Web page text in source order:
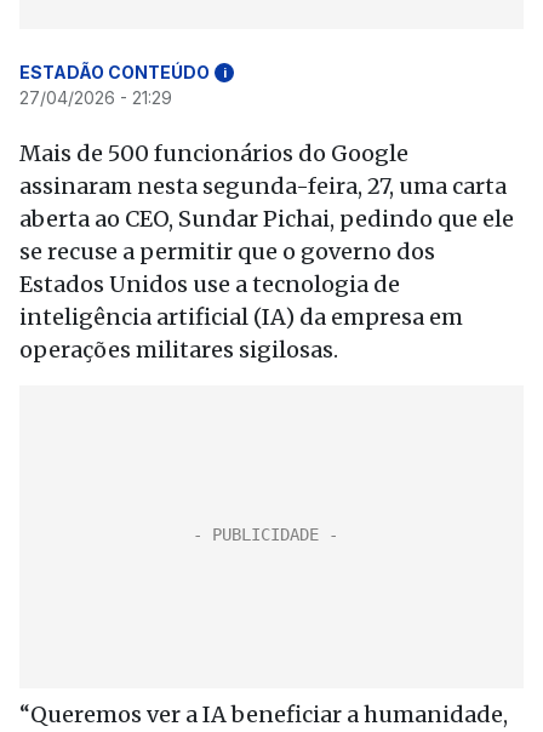
ESTADÃO CONTEÚDO i
27/04/2026 - 21:29
Mais de 500 funcionários do Google
assinaram nesta segunda-feira, 27, uma carta
aberta ao CEO, Sundar Pichai, pedindo que ele
se recuse a permitir que o governo dos
Estados Unidos use a tecnologia de
inteligência artificial (IA) da empresa em
operações militares sigilosas.
“Queremos ver a IA beneficiar a humanidade,